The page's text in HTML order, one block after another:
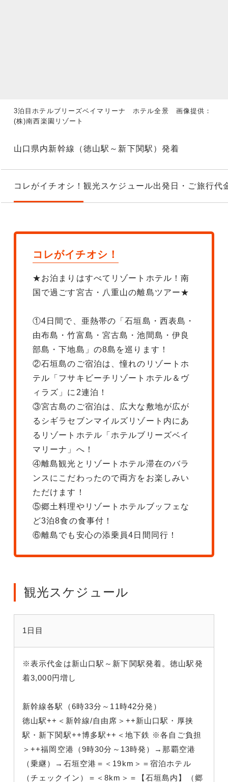
3泊目ホテルブリーズベイマリーナ ホテル全景 画像提供：
(株)南西楽園リゾート
山口県内新幹線（徳山駅～新下関駅）発着
コレがイチオシ！ 観光スケジュール出発日・ご旅行代
コレがイチオシ！
★お泊まりはすべてリゾートホテル！南
国で過ごす宮古・八重山の離島ツアー★
①4日間で、亜熱帯の「石垣島・西表島・
由布島・竹富島・宮古島・池間島・伊良
部島・下地島」の8島を巡ります！
②石垣島のご宿泊は、憧れのリゾートホ
テル「フサキビーチリゾートホテル＆ヴ
ィラズ」に2連泊！
③宮古島のご宿泊は、広大な敷地が広が
るシギラセブンマイルズリゾート内にあ
るリゾートホテル「ホテルブリーズベイ
マリーナ」へ！
④離島観光とリゾートホテル滞在のバラ
ンスにこだわったので両方をお楽しみい
ただけます！
⑤郷土料理やリゾートホテルブッフェな
ど3泊8食の食事付！
⑥離島でも安心の添乗員4日間同行！
観光スケジュール
1日目
※表示代金は新山口駅～新下関駅発着。徳山駅発
着3,000円増し
新幹線各駅（6時33分～11時42分発）
徳山駅++＜新幹線/自由席＞++新山口駅・厚挟
駅・新下関駅++博多駅++＜地下鉄 ※各自ご負担
＞++福岡空港（9時30分～13時発）→那覇空港
（乗継）→石垣空港＝＜19km＞＝宿泊ホテル
（チェックイン）＝＜8km＞＝【石垣島内】（郷